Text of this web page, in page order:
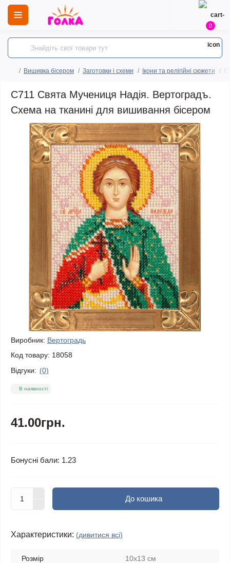
0
Вишивка бісером Заготовки і схеми Ікони та релігійні сюжети
C711 Свята Мучениця Надія. Вертоградъ.
Схема на тканині для вишивання бісером
Виробник: Вертоградь
Код товару: 18058
Відгуки: (0)
В наявності
41.00грн.
Бонусні бали: 1.23
До кошика
Характеристики: (дивитися всі)
Розмір 10x13 см